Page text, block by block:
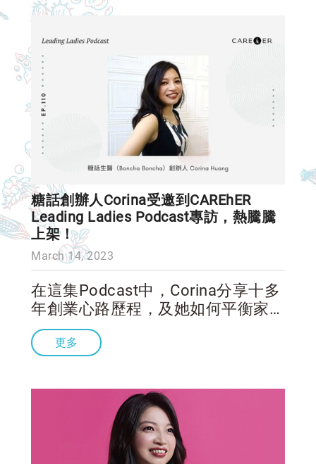
糖話創辦人Corina受邀到CAREhER
Leading Ladies Podcast專訪，熱騰騰
上架！
March 14, 2023
在這集Podcast中，Corina分享十多
年創業心路歷程，及她如何平衡家庭
與工作，推薦給同為職場媽媽的妳，
肯定有許多共鳴！
更多